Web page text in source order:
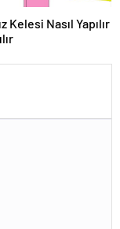
Kelesi Nasıl Yapılır